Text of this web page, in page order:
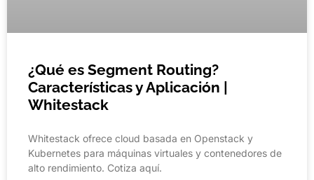
¿Qué es Segment Routing?
Características y Aplicación |
Whitestack
Whitestack ofrece cloud basada en Openstack y
Kubernetes para máquinas virtuales y contenedores de
alto rendimiento. Cotiza aquí.